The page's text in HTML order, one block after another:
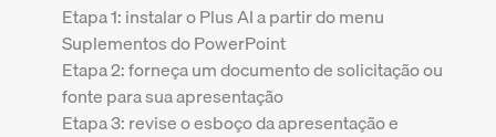
Etapa 1: instalar o Plus AI a partir do menu
Suplementos do PowerPoint
Etapa 2: forneça um documento de solicitação ou
fonte para sua apresentação
Etapa 3: revise o esboço da apresentação e